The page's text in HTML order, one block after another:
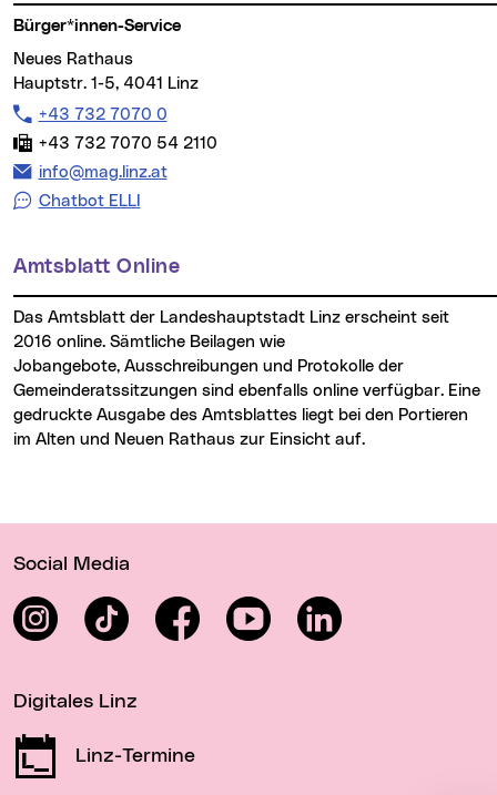
Bürger*innen-Service
Neues Rathaus
Hauptstr. 1-5, 4041 Linz
Telefon:
+43 732 7070 0
Fax:
+43 732 7070 54 2110
E-Mail Adresse:
info@mag.linz.at
Chatbot ELLI
Amtsblatt Online
Das Amtsblatt der Landeshauptstadt Linz erscheint seit
2016 online. Sämtliche Beilagen wie
Jobangebote, Ausschreibungen und Protokolle der
Gemeinderatssitzungen sind ebenfalls online verfügbar. Eine
gedruckte Ausgabe des Amtsblattes liegt bei den Portieren
im Alten und Neuen Rathaus zur Einsicht auf.
Social Media
InstagramTikTok FacebookYouTube LinkedIn
Digitales Linz
Linz-Termine